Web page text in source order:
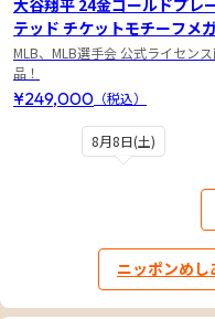
8月8日(土)
大谷翔平 24金ゴールドプレ
テッド チケットモチーフメ
ォトミント
MLB、MLB選手会 公式ライセン
品！
¥249,000 （税込）
ニッポンめ